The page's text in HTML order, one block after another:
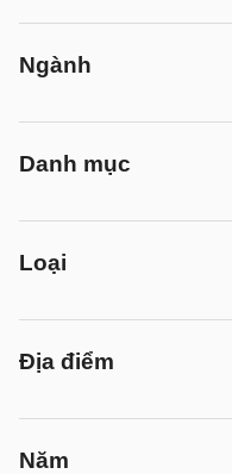
Ngành
Danh mục
Loại
Địa điểm
Năm